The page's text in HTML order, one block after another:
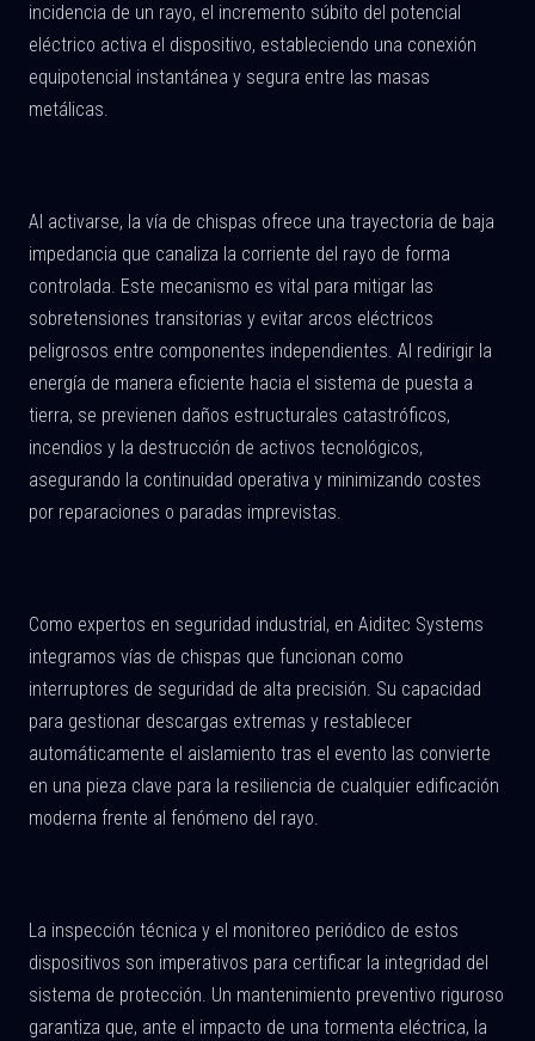
incidencia de un rayo, el incremento súbito del potencial
eléctrico activa el dispositivo, estableciendo una conexión
equipotencial instantánea y segura entre las masas
metálicas.
Al activarse, la vía de chispas ofrece una trayectoria de baja
impedancia que canaliza la corriente del rayo de forma
controlada. Este mecanismo es vital para mitigar las
sobretensiones transitorias y evitar arcos eléctricos
peligrosos entre componentes independientes. Al redirigir la
energía de manera eficiente hacia el sistema de puesta a
tierra, se previenen daños estructurales catastróficos,
incendios y la destrucción de activos tecnológicos,
asegurando la continuidad operativa y minimizando costes
por reparaciones o paradas imprevistas.
Como expertos en seguridad industrial, en Aiditec Systems
integramos vías de chispas que funcionan como
interruptores de seguridad de alta precisión. Su capacidad
para gestionar descargas extremas y restablecer
automáticamente el aislamiento tras el evento las convierte
en una pieza clave para la resiliencia de cualquier edificación
moderna frente al fenómeno del rayo.
La inspección técnica y el monitoreo periódico de estos
dispositivos son imperativos para certificar la integridad del
sistema de protección. Un mantenimiento preventivo riguroso
garantiza que, ante el impacto de una tormenta eléctrica, la